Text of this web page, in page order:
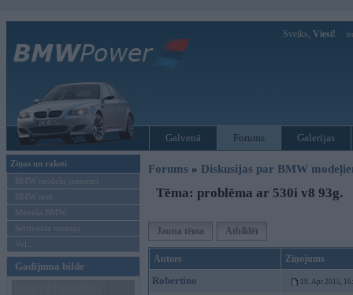
Sveiks, Viesi!
Galvenā Forums Galerijas
Ziņas un raksti
BMW modeļu jaunumi
BMW testi
Mēneša BMW
Sērijveida tūnings
Vel...
Gadījuma bilde
Forums » Diskusijas par BMW
Tēma: problēma ar 530i v8 93g.
Jauna tēma Atbildēt
Autors Ziņojums
Robertino 19. Apr 2015,